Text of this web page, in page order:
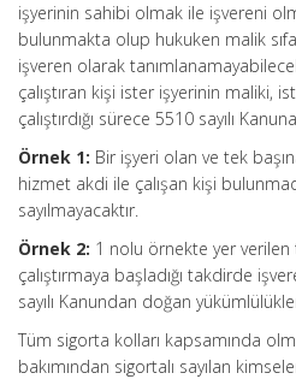
işyerinin sahibi olmak ile işvereni
bulunmakta olup hukuken malik
işveren olarak
çalıştıran kişi ister işyerinin maliki,
çalıştırdığı sürece 5510 sayılı
Örnek 1: Bir işyeri olan ve tek
hizmet akdi ile çalışan kişi
sayılmayacaktır.
Örnek 2: 1 nolu örnekte yer verilen
çalıştırmaya başladığı takdirde
sayılı Kanundan doğan
Tüm sigorta kolları kapsamında
bakımından sigortalı sayılan